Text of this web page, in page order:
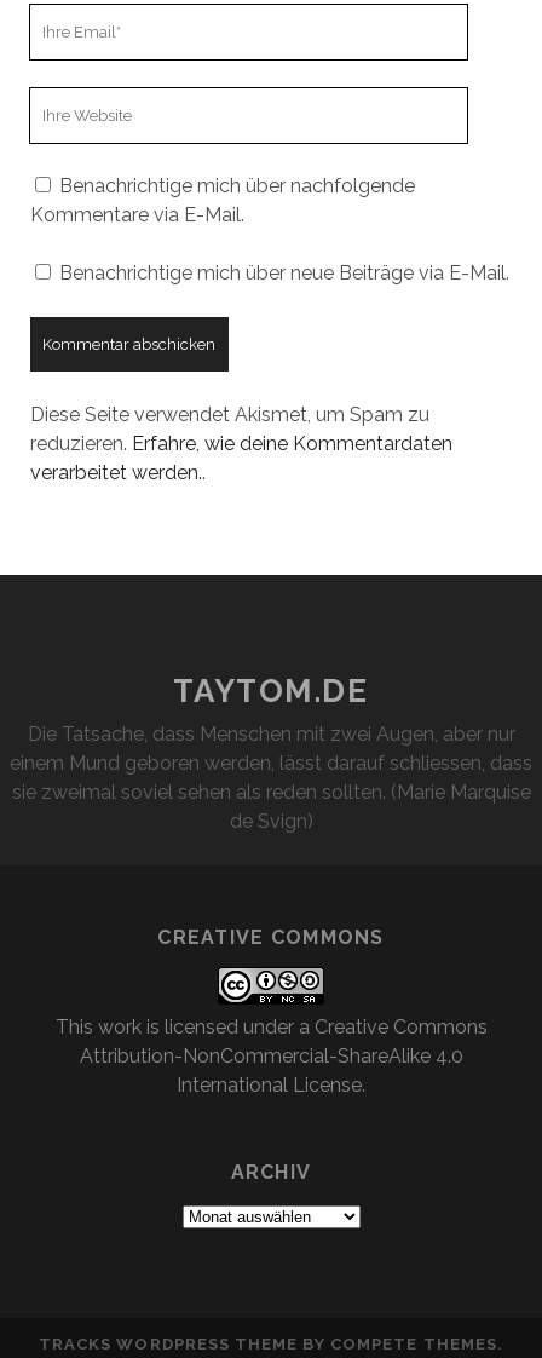
Benachrichtige mich über nachfolgende
Kommentare via E-Mail.
Benachrichtige mich über neue Beiträge via E-Mail.
Diese Seite verwendet Akismet, um Spam zu
reduzieren. Erfahre, wie deine Kommentardaten
verarbeitet werden..
TAYTOM.DE
Die Tatsache, dass Menschen mit zwei Augen, aber nur
einem Mund geboren werden, lässt darauf schliessen, dass
sie zweimal soviel sehen als reden sollten. (Marie Marquise
de Svign)
CREATIVE COMMONS
This work is licensed under a Creative Commons
Attribution-NonCommercial-ShareAlike 4.0
International License.
ARCHIV
Archiv
TRACKS WORDPRESS THEME BY COMPETE THEMES.